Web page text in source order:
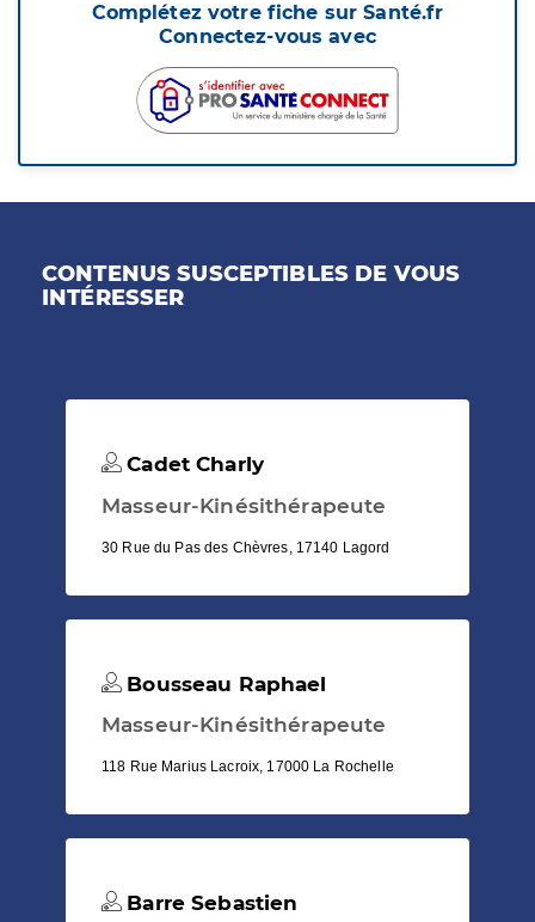
Complétez votre fiche sur Santé.fr
Connectez-vous avec
CONTENUS SUSCEPTIBLES DE VOUS
INTÉRESSER
Cadet Charly
Masseur-Kinésithérapeute
30 Rue du Pas des Chèvres, 17140 Lagord
Bousseau Raphael
Masseur-Kinésithérapeute
118 Rue Marius Lacroix, 17000 La Rochelle
Barre Sebastien